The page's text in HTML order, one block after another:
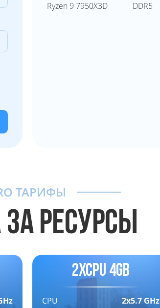
Ryzen 9 7950X3D
DDR5
ТАРИФЫ
РЕСУРСЫ
2xCPU 4GB
CPU
2x5.7 GHz